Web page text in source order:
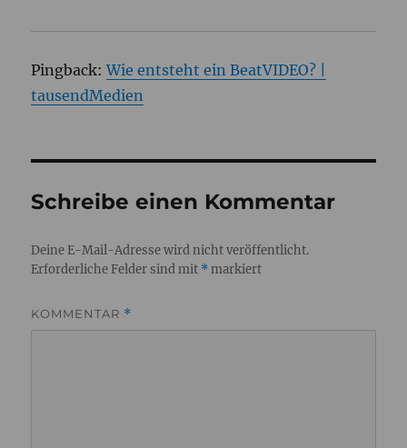
Pingback:Wie entsteht ein BeatVIDEO? |
tausendMedien
Schreibe einen Kommentar
Deine E-Mail-Adresse wird nicht veröffentlicht.
Erforderliche Felder sind mit * markiert
KOMMENTAR *